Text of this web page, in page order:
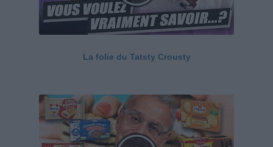
La folie du Tatsty Crousty